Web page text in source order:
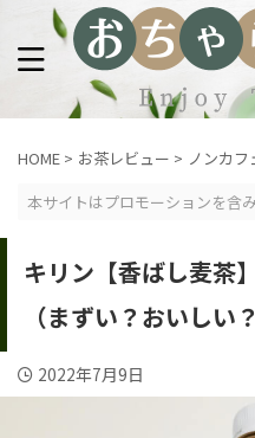
HOME > お茶レビュー > ノンカフ
本サイトはプロモーションを含
キリン【香ばし麦茶
（まずい？おいしい
2022年7月9日